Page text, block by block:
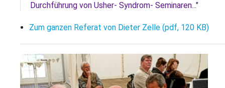
Durchführung von Usher- Syndrom- Seminaren..."
Zum ganzen Referat von Dieter Zelle (pdf, 120 KB)